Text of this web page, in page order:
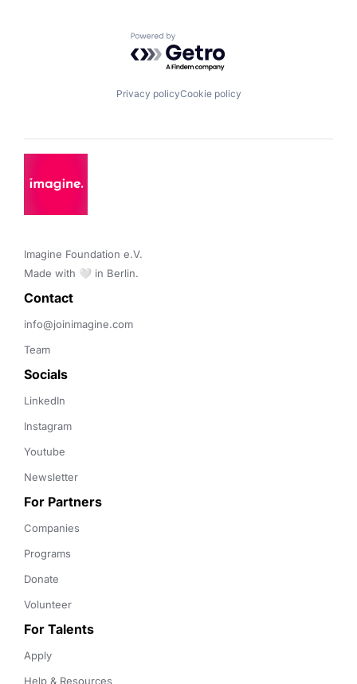
Powered by Getro.com
Privacy policyCookie policy
Imagine Foundation e.V.
Made with 🤍 in Berlin.
Contact
info@joinimagine.com
Team
Socials
LinkedIn
Instagram
Youtube
Newsletter
For Partners
Companies
Programs
Donate
Volunteer
For Talents
Apply
Help & Resources